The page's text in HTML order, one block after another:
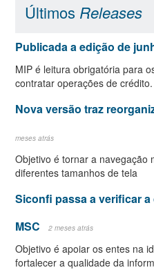
Últimos Releases
Publicada a edição de
MIP é leitura obrigatória para
contratar operações de crédito.
Nova versão traz
meses atrás
Objetivo é tornar a navegação
diferentes tamanhos de tela
Siconfi passa a verificar
MSC
2 meses atrás
Objetivo é apoiar os entes na
fortalecer a qualidade da